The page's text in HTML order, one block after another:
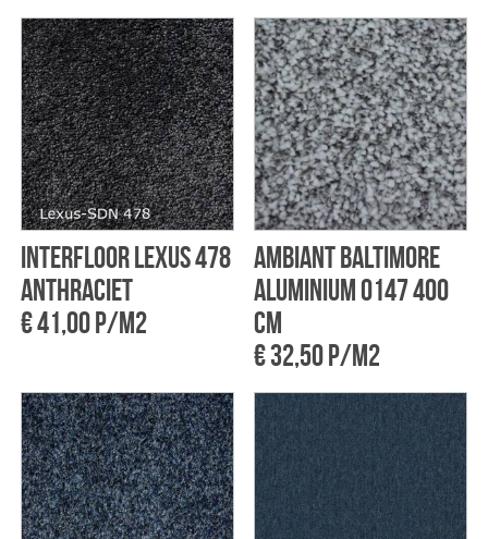
Interfloor Lexus 478
Anthraciet
€ 41,00 p/m2
Ambiant Baltimore
Aluminium 0147 400
cm
€ 32,50 p/m2